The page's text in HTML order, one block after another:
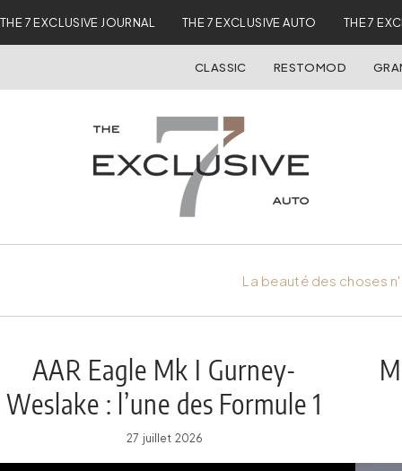
THE 7 EXCLUSIVE JOURNAL THE 7 EXCLUSIVE AUTO THE 7
CLASSIC RESTOMOD
La beauté des choses
AAR Eagle Mk I Gurney-
Weslake : l’une des Formule 1
les plus emblématiques !
27 juillet 2026